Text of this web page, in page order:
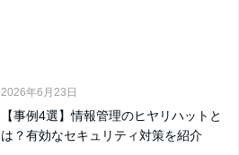
2026年6月23日
【事例4選】情報管理のヒヤリハットと
は？有効なセキュリティ対策を紹介